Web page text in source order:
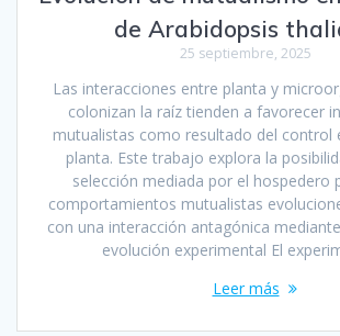
de Arabidopsis
25 septiembre, 2025
Las interacciones entre planta y
colonizan la raíz tienden a favorecer
mutualistas como resultado del control
planta. Este trabajo explora la
selección mediada por el hospedero
comportamientos mutualistas
con una interacción antagónica
evolución experimental El
Leer más